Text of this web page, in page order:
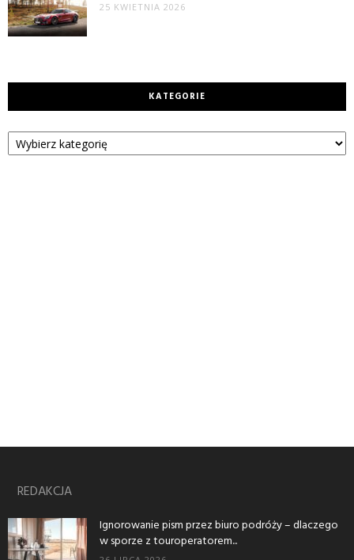
25 KWIETNIA 2026
KATEGORIE
Kategorie
REDAKCJA
Ignorowanie pism przez biuro podróży – dlaczego
w sporze z touroperatorem...